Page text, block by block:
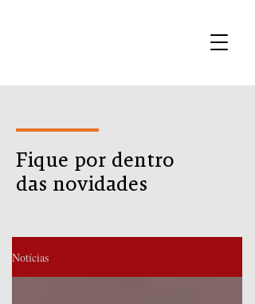
Fique por dentro
das novidades
Notícias